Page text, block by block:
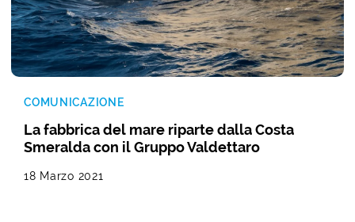
COMUNICAZIONE
La fabbrica del mare riparte dalla Costa
Smeralda con il Gruppo Valdettaro
18 Marzo 2021